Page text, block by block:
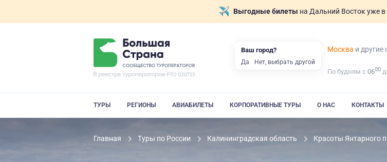
Выгодные билеты на Дальний Восток уже
Москва и другие
По будням с 0600
ТУРЫ РЕГИОНЫ АВИАБИЛЕТЫ КОРПОРАТИВНЫЕ ТУРЫ О НАС КОНТАКТЫ
Главная Туры по России Калининградская область Красоты Янтарного
Ваш город?
Да Нет, выбрать другой